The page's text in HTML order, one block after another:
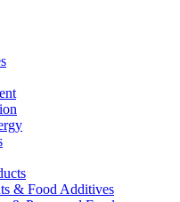
& Food Additives